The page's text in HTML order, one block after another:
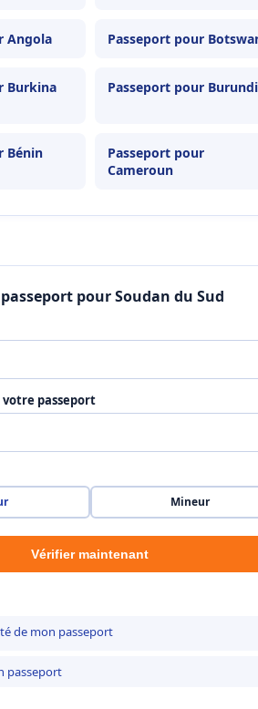
Angola Passeport pour
Burkina
Passeport pour Burundi
Bénin
Passeport pour
Cameroun
pour Soudan du Sud
votre passeport
Mineur
Vérifier maintenant
de mon passeport
passeport